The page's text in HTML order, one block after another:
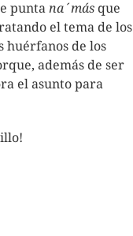
punta na´más que
el tema de los
huérfanos de los
además de ser
el asunto para